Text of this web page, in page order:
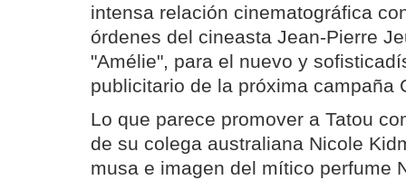
intensa relación cinematográfica
órdenes del cineasta Jean-Pierre
"Amélie", para el nuevo y
publicitario de la próxima campaña
Lo que parece promover a Tatou
de su colega australiana Nicole
musa e imagen del mítico perfume